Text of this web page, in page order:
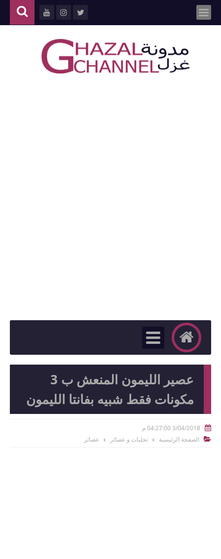
عصير الليمون المنعش ب 3
مكونات فقط شبيه بفانتا الليمون
 3/04/2018 04:27:00 م
 الصفحة الرئيسية تحليات و عصائر عصائر